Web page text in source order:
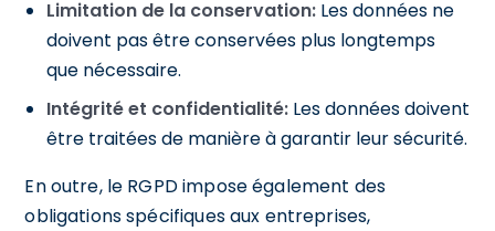
Limitation de la conservation: Les données ne
doivent pas être conservées plus longtemps
que nécessaire.
Intégrité et confidentialité: Les données doivent
être traitées de manière à garantir leur sécurité.
En outre, le RGPD impose également des
obligations spécifiques aux entreprises,